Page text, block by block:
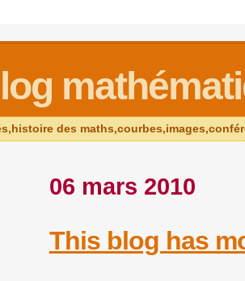
des
06 mars 2010
This blog has